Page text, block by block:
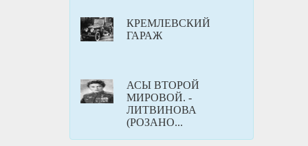
КРЕМЛЕВСКИЙ
ГАРАЖ
АСЫ ВТОРОЙ
МИРОВОЙ. -
ЛИТВИНОВА
(РОЗАНО...